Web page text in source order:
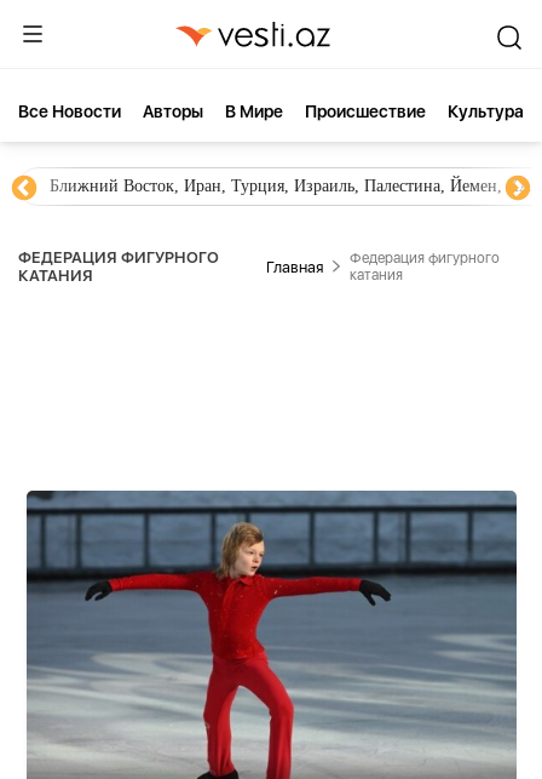
Все Новости Aвторы В Мире Происшествие Культура
Ближний Восток, Иран, Турция, Израиль, Палестина, Йемен,
ФЕДЕРАЦИЯ ФИГУРНОГО
КАТАНИЯ
Главная
Федерация фигурного
катания